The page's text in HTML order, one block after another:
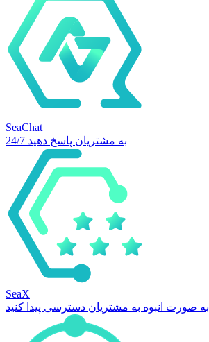
SeaChat
24/7 به مشتریان پاسخ دهید
SeaX
به صورت انبوه به مشتریان دسترسی پیدا کنید